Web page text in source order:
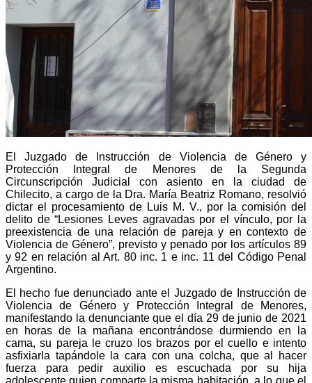
El Juzgado de Instrucción de Violencia de Género y
Protección Integral de Menores de la Segunda
Circunscripción Judicial con asiento en la ciudad de
Chilecito, a cargo de la Dra. María Beatriz Romano, resolvió
dictar el procesamiento de Luis M. V., por la comisión del
delito de “Lesiones Leves agravadas por el vínculo, por la
preexistencia de una relación de pareja y en contexto de
Violencia de Género”, previsto y penado por los artículos 89
y 92 en relación al Art. 80 inc. 1 e inc. 11 del Código Penal
Argentino.
El hecho fue denunciado ante el Juzgado de Instrucción de
Violencia de Género y Protección Integral de Menores,
manifestando la denunciante que el día 29 de junio de 2021
en horas de la mañana encontrándose durmiendo en la
cama, su pareja le cruzo los brazos por el cuello e intento
asfixiarla tapándole la cara con una colcha, que al hacer
fuerza para pedir auxilio es escuchada por su hija
adolescente quien comparte la misma habitación, a lo que el